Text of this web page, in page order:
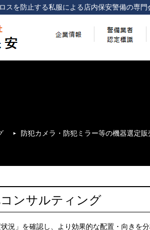
スを防止する私服による店内保安警備の専門
防犯カメラ・防犯ミラー等の機器選定販
ンサルティング
況」を確認し、より効果的な配置・向きを分